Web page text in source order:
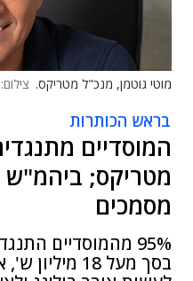
מוטי גוטמן, מנכ"ל מטריקס.
בראש הכותרות
המוסדיים
מטריקס; ביהמ"ש
מסמכים
95% מהמוסדיים
בסך מעל 18